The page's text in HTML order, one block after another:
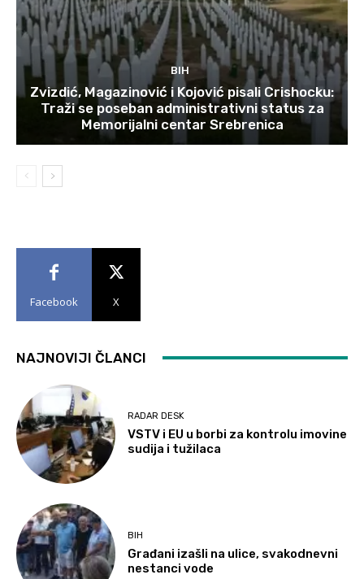
BIH
Zvizdić, Magazinović i Kojović pisali Crishocku:
Traži se poseban administrativni status za
Memorijalni centar Srebrenica
Facebook X
NAJNOVIJI ČLANCI
RADAR DESK
VSTV i EU u borbi za kontrolu imovine
sudija i tužilaca
BIH
Građani izašli na ulice, svakodnevni
nestanci vode